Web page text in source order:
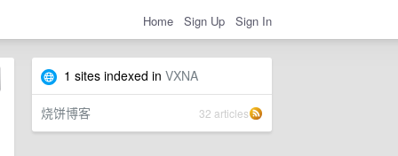
Home Sign Up Sign In
1 sites indexed in VXNA
烧饼博客 32 articles